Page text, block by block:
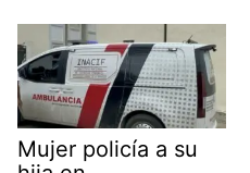
Mujer policía a su